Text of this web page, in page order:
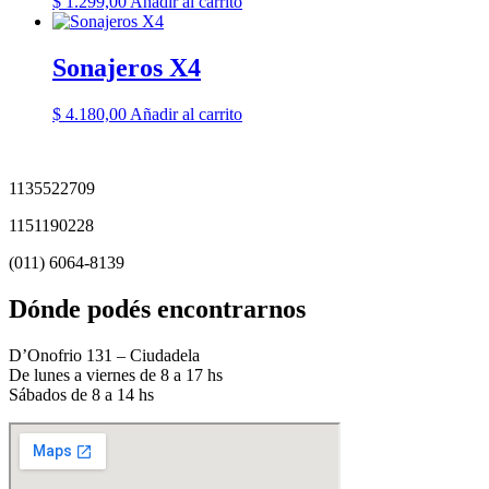
Sonajeros X4
$ 4.180,00 Añadir al carrito
1135522709
1151190228
(011) 6064-8139
Dónde podés encontrarnos
D’Onofrio 131 – Ciudadela
De lunes a viernes de 8 a 17 hs
Sábados de 8 a 14 hs